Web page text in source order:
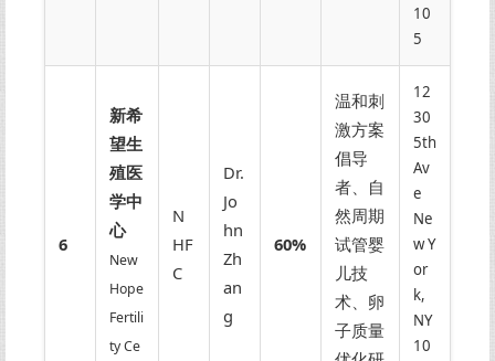
10
5
6
新希
望生
殖医
学中
心
New
Hope
Fertili
ty Ce
N
HF
C
Dr.
Jo
hn
Zh
an
g
60%
温和刺
激方案
倡导
者、自
然周期
试管婴
儿技
术、卵
子质量
12
30
5th
Av
e
Ne
w Y
or
k,
NY
10